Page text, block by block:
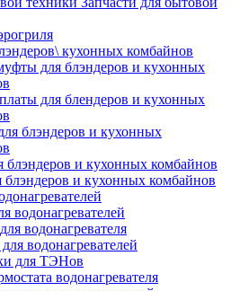
кухонных комбайнов
для блэндеров и кухонных
для блендеров и кухонных
блэндеров и кухонных
и кухонных комбайнов
и кухонных комбайнов
водонагревателей
водонагревателя
водонагревателей
для ТЭНов
водонагревателя